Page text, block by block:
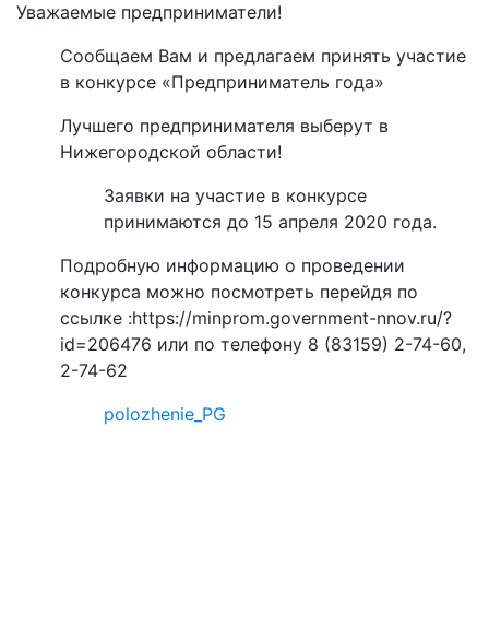
Уважаемые предприниматели!
Сообщаем Вам и предлагаем принять участие
в конкурсе «Предприниматель года»
Лучшего предпринимателя выберут в
Нижегородской области!
Заявки на участие в конкурсе
принимаются до 15 апреля 2020 года.
Подробную информацию о проведении
конкурса можно посмотреть перейдя по
ссылке :https://minprom.government-nnov.ru/?
id=206476 или по телефону 8 (83159) 2-74-60,
2-74-62
polozhenie_PG